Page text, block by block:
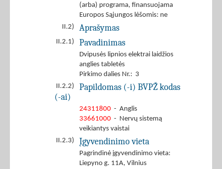
(arba) programa, finansuojama
Europos Sąjungos lėšomis: ne
II.2)
Aprašymas
II.2.1) Pavadinimas
Dvipusės lipnios elektrai laidžios
anglies tabletės
Pirkimo dalies Nr.: 3
II.2.2)
Papildomas (-i) BVPŽ kodas
(-ai)
24311800 - Anglis
33661000 - Nervų sistemą
veikiantys vaistai
II.2.3)
Įgyvendinimo vieta
Pagrindinė įgyvendinimo vieta:
Liepyno g. 11A, Vilnius